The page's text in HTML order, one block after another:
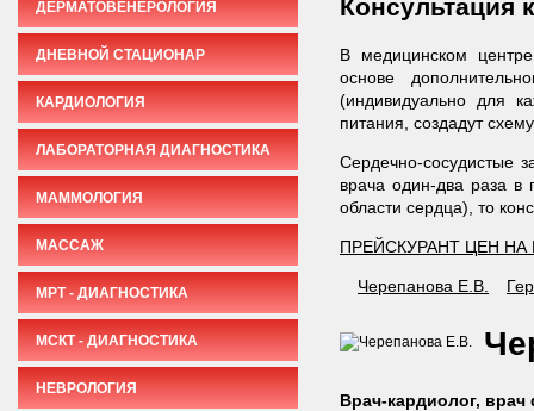
ДЕРМАТОВЕНЕРОЛОГИЯ
ДНЕВНОЙ СТАЦИОНАР
КАРДИОЛОГИЯ
ЛАБОРАТОРНАЯ ДИАГНОСТИКА
МАММОЛОГИЯ
МАССАЖ
МРТ - ДИАГНОСТИКА
МСКТ - ДИАГНОСТИКА
НЕВРОЛОГИЯ
Консультация
В медицинском
основе
(индивидуально для
питания, создадут
Сердечно-сосудистые
врача один-два раза
области сердца), то
ПРЕЙСКУРАНТ ЦЕН НА
Черепанова Е.В.
Врач-кардиолог,